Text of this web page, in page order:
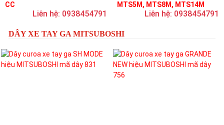
CC
Liên hệ: 0938454791
MTS5M, MTS8M, MTS14M
Liên hệ: 0938454791
DÂY XE TAY GA MITSUBOSHI